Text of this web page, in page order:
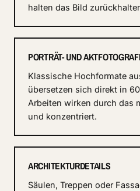
halten das Bild
PORTRÄT- UND
Klassische Hochformate
übersetzen sich direkt in
Arbeiten wirken durch das
und konzentriert.
ARCHITEKTURDETAILS
Säulen, Treppen oder